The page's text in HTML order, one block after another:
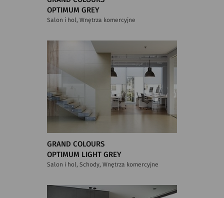
OPTIMUM GREY
Salon i hol, Wnętrza komercyjne
GRAND COLOURS
OPTIMUM LIGHT GREY
Salon i hol, Schody, Wnętrza komercyjne